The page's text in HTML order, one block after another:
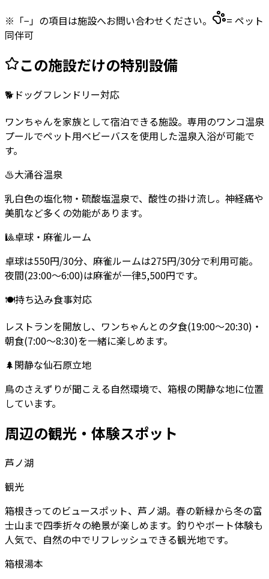
※「−」の項目は施設へお問い合わせください。
= ペット
同伴可
この施設だけの特別設備
🐕ドッグフレンドリー対応
ワンちゃんを家族として宿泊できる施設。専用のワンコ温泉
プールでペット用ベビーバスを使用した温泉入浴が可能で
す。
♨️大涌谷温泉
乳白色の塩化物・硫酸塩温泉で、酸性の掛け流し。神経痛や
美肌など多くの効能があります。
🎱卓球・麻雀ルーム
卓球は550円/30分、麻雀ルームは275円/30分で利用可能。
夜間(23:00～6:00)は麻雀が一律5,500円です。
🍽️持ち込み食事対応
レストランを開放し、ワンちゃんとの夕食(19:00～20:30)・
朝食(7:00～8:30)を一緒に楽しめます。
🌲閑静な仙石原立地
鳥のさえずりが聞こえる自然環境で、箱根の閑静な地に位置
しています。
周辺の観光・体験スポット
芦ノ湖
観光
箱根きってのビュースポット、芦ノ湖。春の新緑から冬の富
士山まで四季折々の絶景が楽しめます。釣りやボート体験も
人気で、自然の中でリフレッシュできる観光地です。
箱根湯本